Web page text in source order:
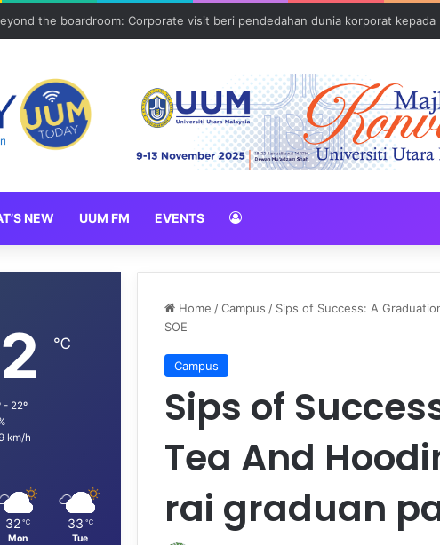
Mobility Inbound: Global Nexus USU x UUM 2026 perkukuh sinergi
NEW UUM FM EVENTS
Home /Campus / Sips of Success: A
SOE
Campus
Sips of
Tea And
rai graduan
℃
- 22º
km/h
32 ℃
Mon
33 ℃
Tue